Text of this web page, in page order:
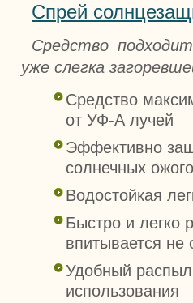
Спрей
Средство
уже слегка
Средство
от УФ-А лучей
Эффективно
солнечных
Водостойкая
Быстро и легко
впитывается не
Удобный
использования